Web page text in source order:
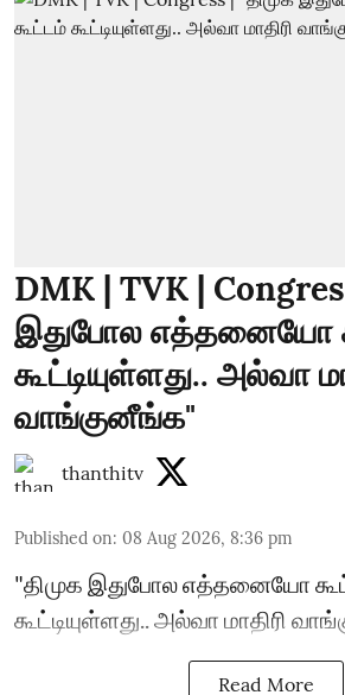
DMK | TVK |
இதுபோல எத்தனையோ
கூட்டியுள்ளது.. அல்வா
வாங்குனீங்க"
thanthitv
Published on: 08 Aug 2026, 8:36 pm
"திமுக இதுபோல எத்தனையோ
கூட்டியுள்ளது.. அல்வா மாதிரி
Read More